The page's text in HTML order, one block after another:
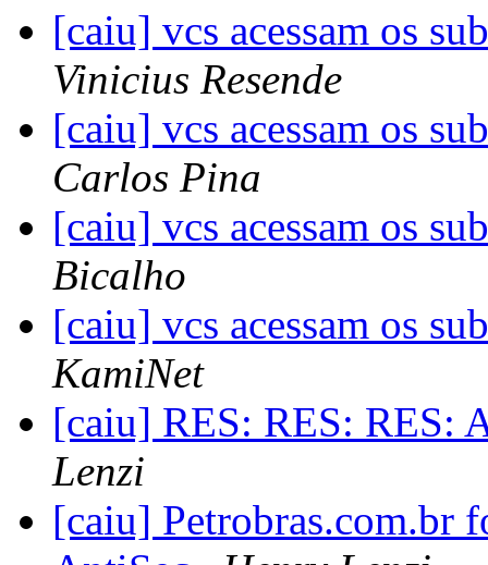
[caiu] vcs acessam os
Vinicius Resende
[caiu] vcs acessam os
Carlos Pina
[caiu] vcs acessam os
Bicalho
[caiu] vcs acessam os
KamiNet
[caiu] RES: RES: RES:
Lenzi
[caiu] Petrobras.com.br